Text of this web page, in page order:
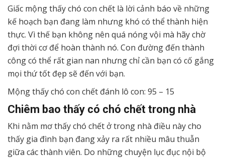
Giấc mộng thấy chó con chết là lời cảnh báo về những
kế hoạch bạn đang làm nhưng khó có thể thành hiện
thực. Vì thế bạn không nên quá nóng vội mà hãy chờ
đợi thời cơ để hoàn thành nó. Con đường đến thành
công có thể rất gian nan nhưng chỉ cần bạn có cố gắng
mọi thứ tốt đẹp sẽ đến với bạn.
Mộng thấy chó con chết đánh lô con: 95 – 15
Chiêm bao thấy có chó chết trong nhà
Khi nằm mơ thấy chó chết ở trong nhà điều này cho
thấy gia đình bạn đang xảy ra rất nhiều mâu thuẫn
giữa các thành viên. Do những chuyện lục đục nội bộ